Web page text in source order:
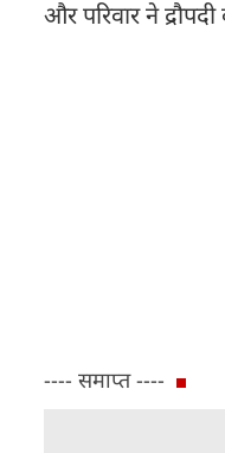
और परिवार ने
---- समाप्त ----